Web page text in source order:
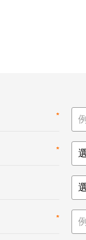
*
*
*